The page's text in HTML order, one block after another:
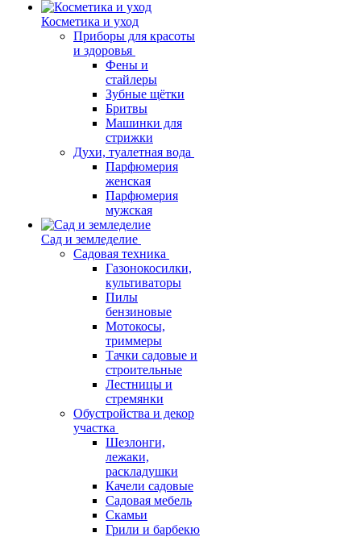
Косметика и уход
Приборы для красоты
и здоровья
Фены и
стайлеры
Зубные щётки
Бритвы
Машинки для
стрижки
Духи, туалетная вода
Парфюмерия
женская
Парфюмерия
мужская
Сад и земледелие
Садовая техника
Газонокосилки,
культиваторы
Пилы
бензиновые
Мотокосы,
триммеры
Тачки садовые и
строительные
Лестницы и
стремянки
Обустройства и декор
участка
Шезлонги,
лежаки,
раскладушки
Качели садовые
Садовая мебель
Скамьи
Грили и барбекю